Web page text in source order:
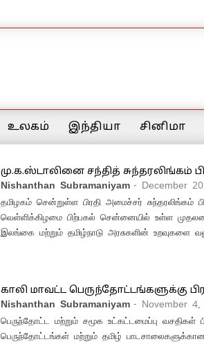
உலகம் இந்தியா சினிமா
மு.க.ஸ்டாலினை சந்தித் சுந்தரலிங்கம்
Nishanthan Subramaniyam - December
தமிழகம் சென்றுள்ள பிரதி அமைச்சர் சுந்தரலிங்கம்
வெள்ளிக்கிழமை பிற்பகல் சென்னையில் உள்ள
இலங்கை மற்றும் தமிழ்நாடு அரசுகளின் உறவுகளை
காலி மாவட்ட பெருந்தோட்டங்களுக்கு
Nishanthan Subramaniyam - November 4,
பெருந்தோட்ட மற்றும் சமூக உட்கட்டமைப்பு வசதிகள்
பெருந்தோட்டங்கள் மற்றும் தமிழ்